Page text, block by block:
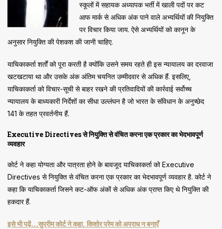
स्कूलों में सहायक अध्यापक भर्ती में खाली पदों पर कट
आफ मार्क से अधिक अंक पाने वाले अभ्यर्थियों की नियुक्ति
पर विचार किया जाय. ऐसे अभ्यर्थियों को कानून के
अनुसार नियुक्ति की पेशकश की जानी चाहिए.
याचिकाकर्ता शर्तों को पूरा करती है क्योंकि उसने समय रहते ही इस न्यायालय का दरवाजा
खटखटाया था और उसके अंक अंतिम चयनित उम्मीदवार से अधिक हैं. इसलिए,
याचिकाकर्ता को विचार-सूची से बाहर रखने की प्रतिवादियों की कार्रवाई सर्वोच्च
न्यायालय के बाध्यकारी निर्देशों का सीधा उल्लंघन है जो भारत के संविधान के अनुच्छेद
141 के तहत प्रवर्तनीय हैं.
Executive Directives से नियुक्ति से वंचित करना एक प्रकार का भेदभावपूर्ण
व्यवहार
कोर्ट ने कहा योग्यता और पात्रता होने के बावजूद याचिकाकर्ता को Executive
Directives से नियुक्ति से वंचित करना एक प्रकार का भेदभावपूर्ण व्यवहार है. कोर्ट ने
कहा कि याचिकाकर्ता जिसने कट-ऑफ अंकों से अधिक अंक प्राप्त किए थे नियुक्ति की
हकदार हैं.
इसे भी पढ़ें…सुप्रीम कोर्ट ने कहा, किशोर प्रेम को अपराध न बनाएँ